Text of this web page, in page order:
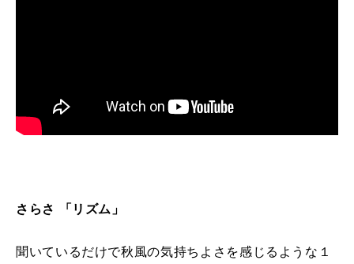
さらさ 「リズム」
聞いているだけで秋風の気持ちよさを感じるような１